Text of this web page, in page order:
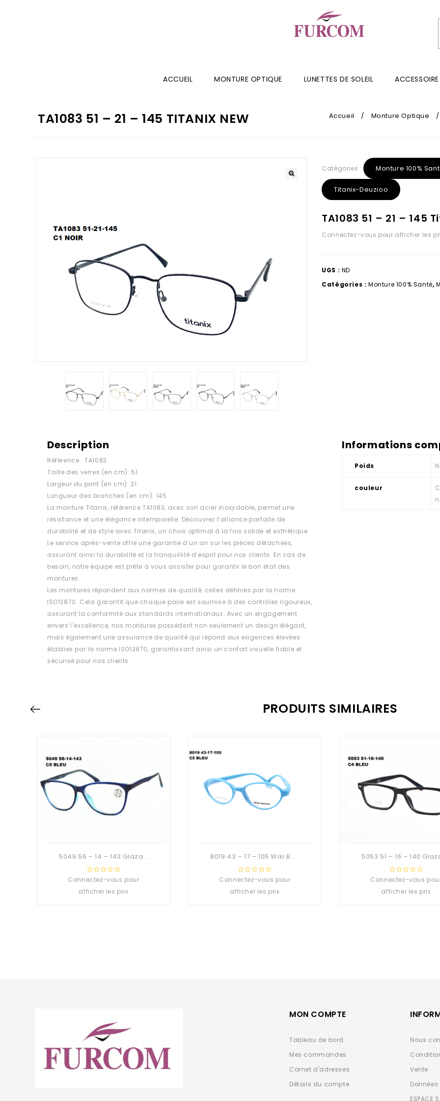
ACCUEIL MONTURE OPTIQUE LUNETTES DE SOLEIL ACCESSOIRE
TA1083 51 – 21 – 145 TITANIX NEW Accueil / Monture Optique /
Catégories : Monture 100%
Titanix-Deuzioo
TA1083 51 – 21 – 145
Connectez-vous pour afficher les
UGS : ND
Catégories : Monture 100% Santé,
Description
Référence : TA1083
Taille des verres (en cm): 51
Largeur du pont (en cm): 21
Longueur des branches (en cm): 145
La monture Titanix, référence TA1083, avec son acier inoxydable, permet une
résistance et une élégance intemporelle. Découvrez l’alliance parfaite de
durabilité et de style avec Titanix, un choix optimal à la fois solide et esthétique
Le service après-vente offre une garantie d’un an sur les pièces détachées,
assurant ainsi la durabilité et la tranquillité d’esprit pour nos clients. En cas de
besoin, notre équipe est prête à vous assister pour garantir le bon état des
montures.
Les montures répondent aux normes de qualité, celles définies par la norme
ISO12870. Cela garantit que chaque paire est soumise à des contrôles rigoureux,
assurant la conformité aux standards internationaux. Avec un engagement
envers l’excellence, nos montures possèdent non seulement un design élégant,
mais également une assurance de qualité qui répond aux exigences élevées
établies par la norme ISO12870, garantissant ainsi un confort visuelle fiable et
sécurisé pour nos clients.
Informations
Poids
couleur
PRODUITS SIMILAIRES
5049 56 – 14 – 143 Glaza-Deuzioo TR90
0
Connectez-vous pour
afficher les prix
8019 43 – 17 – 105 Wiki Boom
0
Connectez-vous pour
afficher les prix
0
Connectez-vous
afficher les prix
MON COMPTE
Tableau de bord
Mes commandes
Carnet d'adresses
Détails du compte
Nous
Vente
ESPACE